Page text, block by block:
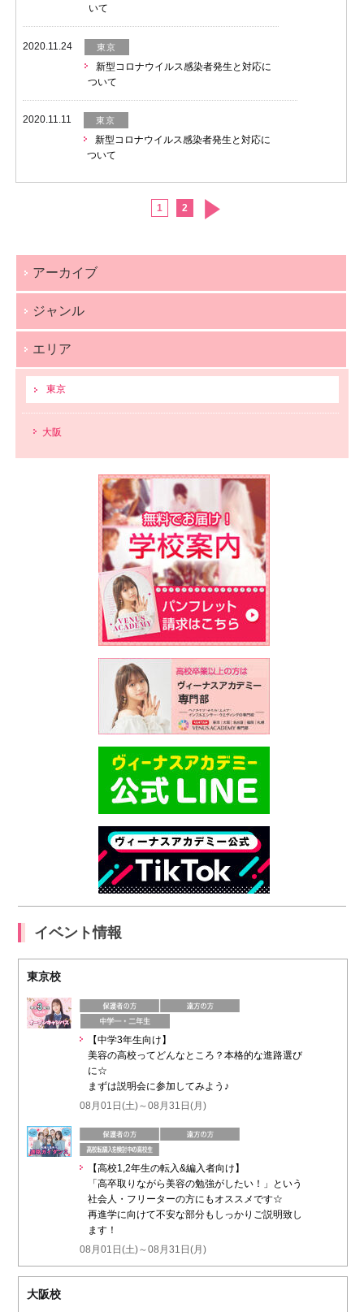
いて
2020.11.24 東京
新型コロナウイルス感染者発生と対応に
ついて
2020.11.11 東京
新型コロナウイルス感染者発生と対応に
ついて
1 2
アーカイブ
ジャンル
エリア
東京
大阪
イベント情報
東京校
【中学3年生向け】
美容の高校ってどんなところ？本格的な進路選び
に☆
まずは説明会に参加してみよう♪
08月01日(土)～08月31日(月)
【高校1,2年生の転入&編入者向け】
「高卒取りながら美容の勉強がしたい！」という
社会人・フリーターの方にもオススメです☆
再進学に向けて不安な部分もしっかりご説明致し
ます！
08月01日(土)～08月31日(月)
大阪校